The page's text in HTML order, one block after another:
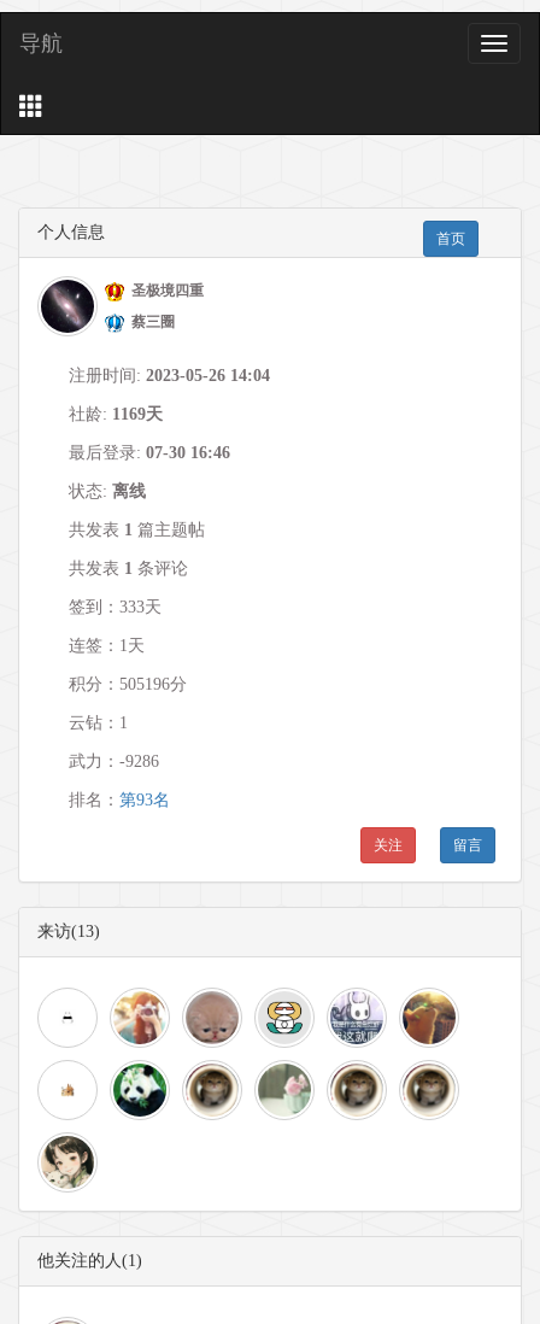
导
导航
个人信息 首页
圣极境四重
蔡三圈
注册时间: 2023-05-26 14:04
社龄: 1169天
最后登录: 07-30 16:46
状态: 离线
共发表 1 篇主题帖
共发表 1 条评论
签到：333天
连签：1天
积分：505196分
云钻：1
武力： -9286
排名： 第93名
留言
关注
来访(13)
他关注的人(1)